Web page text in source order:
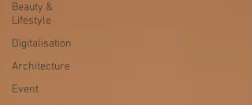
Beauty &
Lifestyle
Digitalisation
Architecture
Event